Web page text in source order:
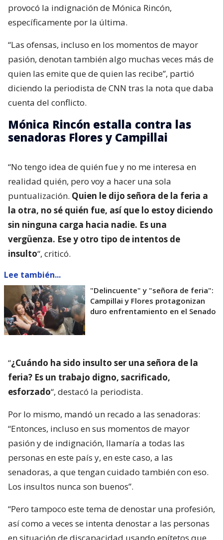
provocó la indignación de Mónica Rincón,
específicamente por la última.
“Las ofensas, incluso en los momentos de mayor
pasión, denotan también algo muchas veces más de
quien las emite que de quien las recibe”, partió
diciendo la periodista de CNN tras la nota que daba
cuenta del conflicto.
Mónica Rincón estalla contra las
senadoras Flores y Campillai
“No tengo idea de quién fue y no me interesa en
realidad quién, pero voy a hacer una sola
puntualización. Quien le dijo señora de la feria a
la otra, no sé quién fue, así que lo estoy diciendo
sin ninguna carga hacia nadie. Es una
vergüenza. Ese y otro tipo de intentos de
insulto“, criticó.
Lee también...
"Delincuente" y "señora de feria":
Campillai y Flores protagonizan
duro enfrentamiento en el Senado
“¿Cuándo ha sido insulto ser una señora de la
feria? Es un trabajo digno, sacrificado,
esforzado“, destacó la periodista.
Por lo mismo, mandó un recado a las senadoras:
“Entonces, incluso en sus momentos de mayor
pasión y de indignación, llamaría a todas las
personas en este país y, en este caso, a las
senadoras, a que tengan cuidado también con eso.
Los insultos nunca son buenos”.
“Pero tampoco este tema de denostar una profesión,
así como a veces se intenta denostar a las personas